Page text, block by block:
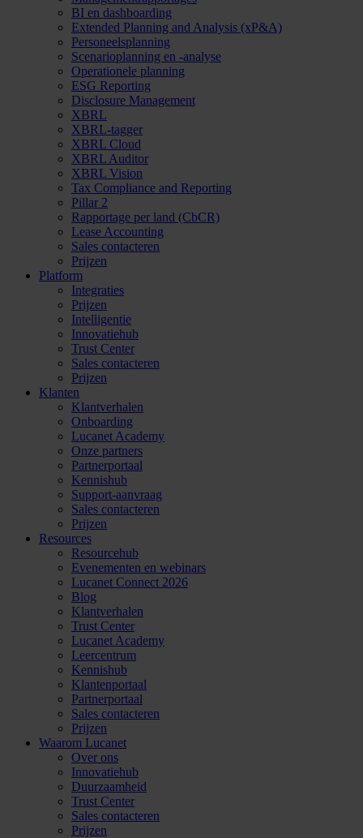
BI en dashboarding
Extended Planning and Analysis (xP&A)
Personeelsplanning
Scenarioplanning en -analyse
Operationele planning
ESG Reporting
Disclosure Management
XBRL
XBRL-tagger
XBRL Cloud
XBRL Auditor
XBRL Vision
Tax Compliance and Reporting
Pillar 2
Rapportage per land (CbCR)
Lease Accounting
Sales contacteren
Prijzen
Platform
Integraties
Prijzen
Intelligentie
Innovatiehub
Trust Center
Sales contacteren
Prijzen
Klanten
Klantverhalen
Onboarding
Lucanet Academy
Onze partners
Partnerportaal
Kennishub
Support-aanvraag
Sales contacteren
Prijzen
Resources
Resourcehub
Evenementen en webinars
Lucanet Connect 2026
Blog
Klantverhalen
Trust Center
Lucanet Academy
Leercentrum
Kennishub
Klantenportaal
Partnerportaal
Sales contacteren
Prijzen
Waarom Lucanet
Over ons
Innovatiehub
Duurzaamheid
Trust Center
Sales contacteren
Prijzen